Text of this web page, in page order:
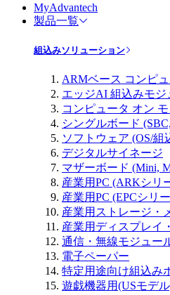
MyAdvantech
製品一覧
組込みソリューション
ARMベース コンピ
エッジAI 組込みモジ
コンピュータ オン
シングルボード
ソフトウェア (OS/組
デジタルサイネージ
マザーボード (Mini,
産業用PC (ARKシリ
産業用PC (EPCシリ
産業用ストレージ・
産業用ディスプレイ
通信・無線モジュー
電子ペーパー
特定用途向け組込み
遊戯機器用(USモデ